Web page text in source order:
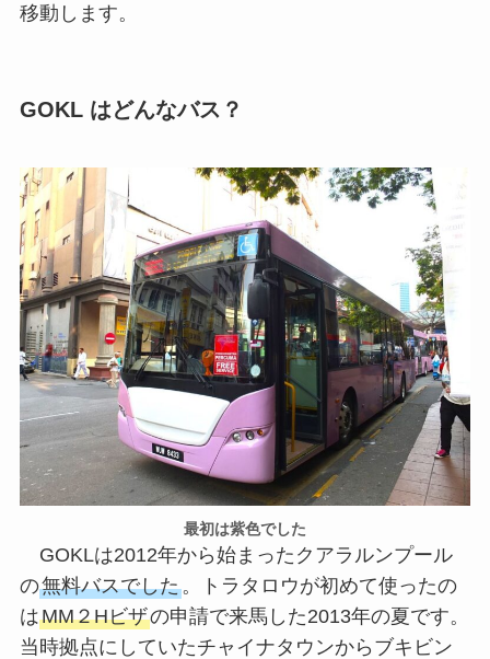
移動します。
GOKL はどんなバス？
最初は紫色でした
GOKLは2012年から始まったクアラルンプール
の無料バスでした。トラタロウが初めて使ったの
はMM２Hビザの申請で来馬した2013年の夏です。
当時拠点にしていたチャイナタウンからブキビン